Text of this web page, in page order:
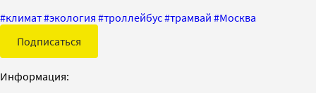
#климат#экология #троллейбус#трамвай #Москва
Подписаться
Информация: